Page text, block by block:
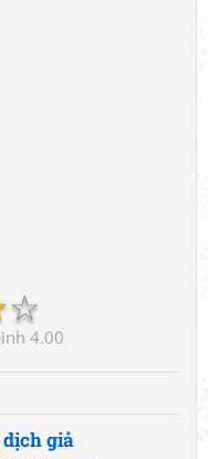
☆
4.00
giả